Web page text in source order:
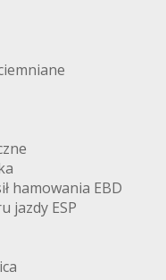
hamowania EBD
jazdy ESP